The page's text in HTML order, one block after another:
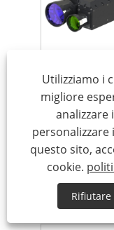
Utilizziamo i
migliore
analizzare
questo sito,
cookie.
Rifiutare